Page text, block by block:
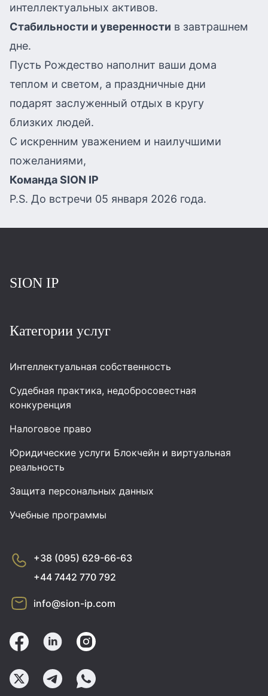
интеллектуальных активов.
Стабильности и уверенности в завтрашнем
дне.
Пусть Рождество наполнит ваши дома
теплом и светом, а праздничные дни
подарят заслуженный отдых в кругу
близких людей.
С искренним уважением и наилучшими
пожеланиями,
Команда SION IP
P.S. До встречи 05 января 2026 года.
SION IP
Категории услуг
Интеллектуальная собственность
Судебная практика, недобросовестная
конкуренция
Налоговое право
Юридические услуги Блокчейн и виртуальная
реальность
Защита персональных данных
Учебные программы
+38 (095) 629-66-63
+44 7442 770 792
info@sion-ip.com